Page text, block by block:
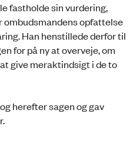
fastholde sin vurdering,
opfattelse
Han henstillede derfor til
for på ny at overveje, om
give meraktindsigt i de to
herefter sagen og gav